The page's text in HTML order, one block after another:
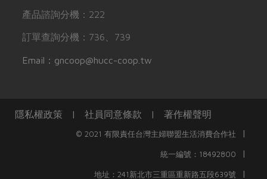
產品諮詢分機：222
訂單查詢分機：736、739
Email：gncoop@hucc-coop.tw
隱私權政策 | 社員同意條款 | 著作權聲明
© 2021 有限責任台灣主婦聯盟生活消費合作社 |
統一編號：18492800 |
地址：241新北市三重區重新路五段639號 |